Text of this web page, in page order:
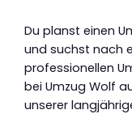
Du planst einen
und suchst nach
professionellen
bei Umzug Wolf
unserer